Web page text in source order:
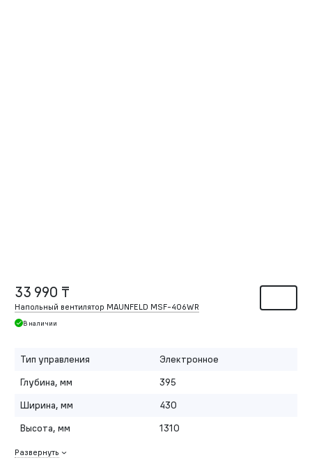
33 990 ₸
Напольный вентилятор MAUNFELD MSF-406WR
В наличии
Тип управления
Электронное
Глубина, мм
395
Ширина, мм
430
Высота, мм
1310
Развернуть